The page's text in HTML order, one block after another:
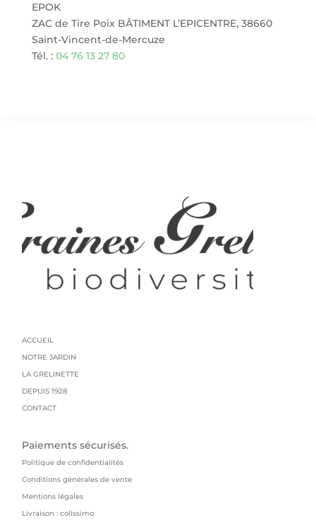
EPOK
ZAC de Tire Poix BÂTIMENT L’EPICENTRE, 38660
Saint-Vincent-de-Mercuze
Tél. : 04 76 13 27 80
ACCUEIL
NOTRE JARDIN
LA GRELINETTE
DEPUIS 1928
CONTACT
Paiements sécurisés.
Politique de confidentialités
Conditions générales de vente
Mentions légales
Livraison : colissimo